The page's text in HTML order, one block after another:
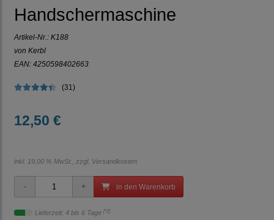
Handschermaschine
Artikel-Nr.: K188
von Kerbl
EAN: 4250598402663
(31)
12,50 €
inkl. 19,00 % MwSt., zzgl. Versandkosten
in den Warenkorb
Lieferzeit: 4 bis 6 Tage [*2]